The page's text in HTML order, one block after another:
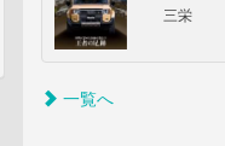
三栄
一覧へ